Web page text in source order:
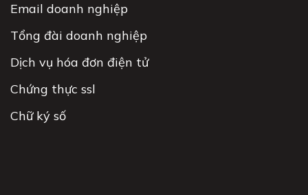
Email doanh nghiệp
Tổng đài doanh nghiệp
Dịch vụ hóa đơn điện tử
Chứng thực ssl
Chữ ký số